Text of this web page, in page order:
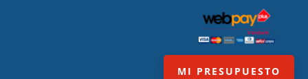
MI PRESUPUESTO